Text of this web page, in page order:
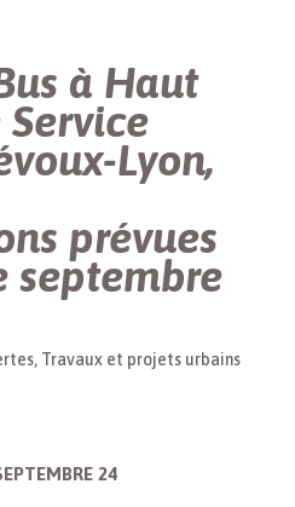
à Haut
Lyon,
prévues
septembre
, Travaux et projets urbains
24